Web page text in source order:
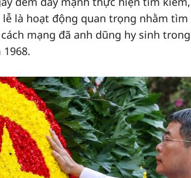
là hoạt động quan trọng nhằm
mạng đã anh dũng hy sinh